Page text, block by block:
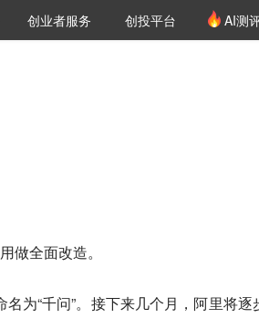
介
创投氪堂
创业者服务 创投平台 AI测
做全面改造。
为“千问”。接下来几个月，阿里将逐